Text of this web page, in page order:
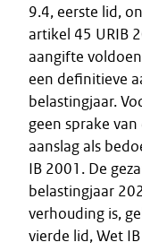
9.4, eerste lid,
artikel 45 URIB
aangifte
een definitieve
belastingjaar.
geen sprake
aanslag als
IB 2001. De
belastingjaar
verhouding is,
vierde lid, Wet